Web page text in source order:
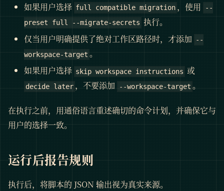
如果用户选择 full compatible migration ，使用
--
preset full --migrate-secrets 执行。
仅当用户明确提供了绝对工作区路径时，才添加
--
workspace-target 。
如果用户选择 skip workspace instructions 或
decide later ，不要添加 --workspace-target 。
在执行之前，用通俗语言重述确切的命令计划，并确保它与
用户的选择一致。
运行后报告规则
执行后，将脚本的 JSON 输出视为真实来源。